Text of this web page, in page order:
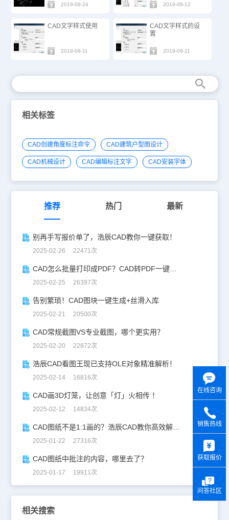
2019-09-24 2019-09-12
CAD文字样式使用
2019-09-11
CAD文字样式的设
置
2019-09-11
相关标签
CAD创建角度标注命令 CAD建筑户型图设计
CAD机械设计 CAD编辑标注文字 CAD安装字体
推荐 热门 最新
别再手写报价单了，浩辰CAD教你一键获取！
2025-02-26 22471次
CAD怎么批量打印成PDF？CAD转PDF一键批量完成！
2025-02-25 26397次
告别繁琐！CAD图块一键生成+丝滑入库
2025-02-21 20500次
CAD常规截图VS专业截图，哪个更实用？
2025-02-20 22872次
浩辰CAD看图王现已支持OLE对象精准解析！
2025-02-14 16816次
CAD画3D灯笼，让创意「灯」火相传 ！
2025-02-12 14834次
CAD图纸不是1:1画的？浩辰CAD教你高效解决！
2025-01-22 27316次
CAD图纸中批注的内容，哪里去了？
2025-01-17 19911次
相关搜索
在线咨询
销售热线
获取报价
问答社区